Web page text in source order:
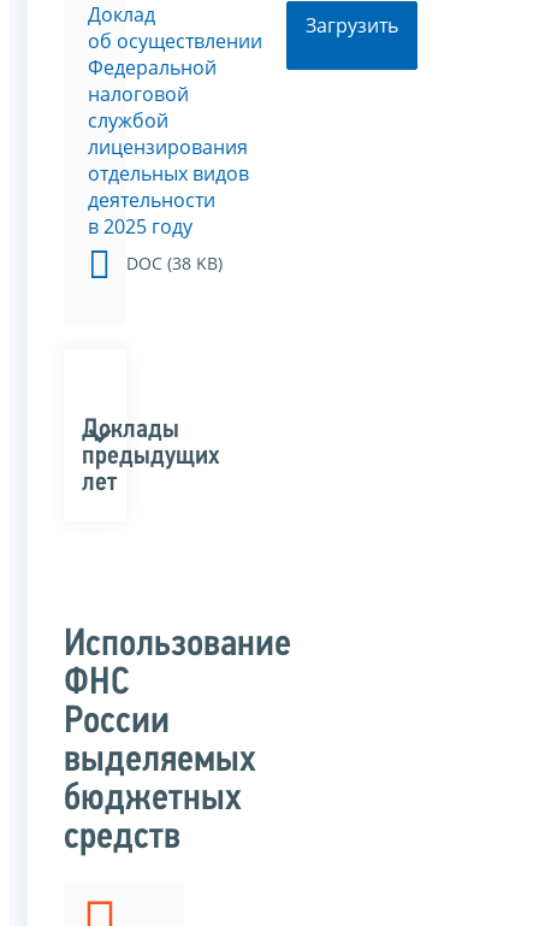
Доклад
об осуществлении
Федеральной
налоговой
службой
лицензирования
отдельных видов
деятельности
в 2025 году
DOC (38 KB)
Загрузить
Доклады
предыдущих
лет
Использование
ФНС
России
выделяемых
бюджетных
средств